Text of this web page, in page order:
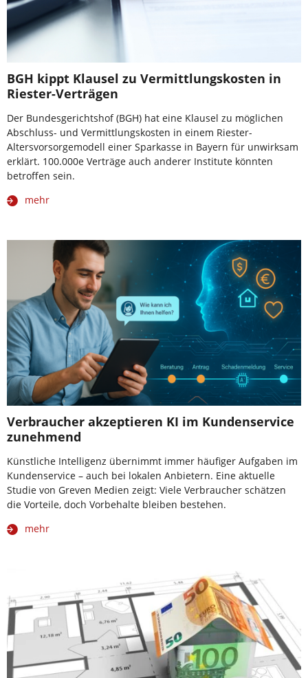
BGH kippt Klausel zu Vermittlungskosten in
Riester-Verträgen
Der Bundesgerichtshof (BGH) hat eine Klausel zu möglichen
Abschluss- und Vermittlungskosten in einem Riester-
Altersvorsorgemodell einer Sparkasse in Bayern für unwirksam
erklärt. 100.000e Verträge auch anderer Institute könnten
betroffen sein.
mehr
Verbraucher akzeptieren KI im Kundenservice
zunehmend
Künstliche Intelligenz übernimmt immer häufiger Aufgaben im
Kundenservice – auch bei lokalen Anbietern. Eine aktuelle
Studie von Greven Medien zeigt: Viele Verbraucher schätzen
die Vorteile, doch Vorbehalte bleiben bestehen.
mehr